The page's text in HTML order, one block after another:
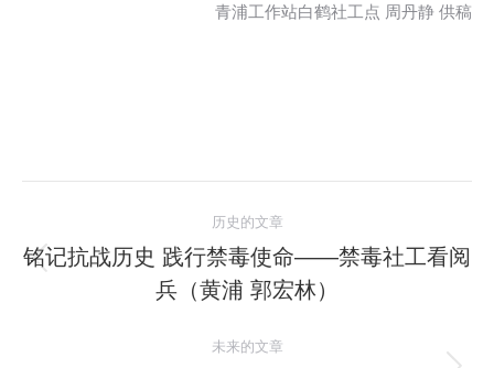
青浦工作站白鹤社工点 周丹静 供稿
章
历史的文章
历
史
铭记抗战历史 践行禁毒使命——禁毒社工看阅
兵（黄浦 郭宏林）
未来的文章